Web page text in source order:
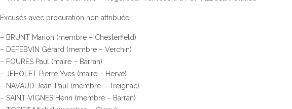
Excusés avec procuration non attribuée :
– BRUNT Marion (membre – Chesterfield)
– DEFEBVIN Gérard (membre – Verchin)
– FOURES Paul (maire – Barran)
– JEHOLET Pierre Yves (maire – Herve)
– NAVAUD Jean-Paul (membre – Treignac)
– SAINT-VIGNES Henri (membre – Barran)